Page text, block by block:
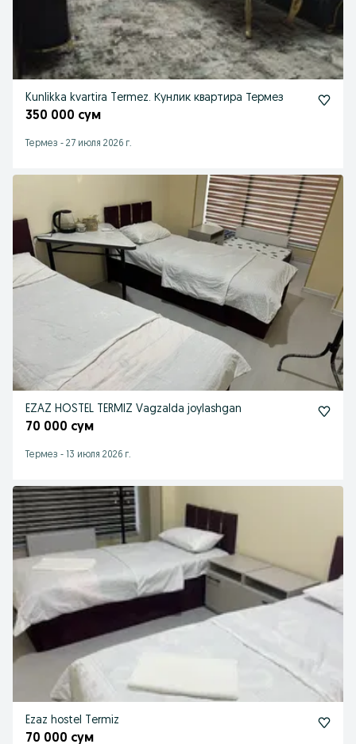
Kunlikka kvartira Termez. Кунлик квартира Термез
350 000 сум
Термез - 27 июля 2026 г.
EZAZ HOSTEL TERMIZ Vagzalda joylashgan
70 000 сум
Термез - 13 июля 2026 г.
Ezaz hostel Termiz
70 000 сум